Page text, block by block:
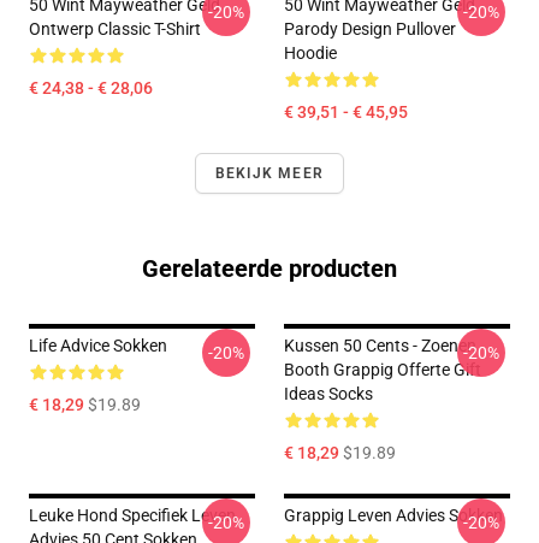
50 Wint Mayweather Geld
Ontwerp Classic T-Shirt
€ 24,38 - € 28,06
-20%
50 Wint Mayweather Geld
Parody Design Pullover
Hoodie
€ 39,51 - € 45,95
-20%
BEKIJK MEER
Gerelateerde producten
Life Advice Sokken
€ 18,29$19.89
-20%
Kussen 50 Cents - Zoenen
Booth Grappig Offerte Gift
Ideas Socks
€ 18,29$19.89
-20%
Leuke Hond Specifiek Leven
-20% Grappig Leven Advies Sokken
-20%